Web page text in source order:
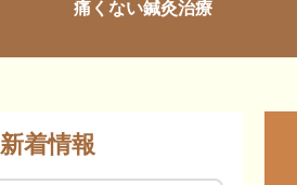
痛くない鍼灸治療
新着情報